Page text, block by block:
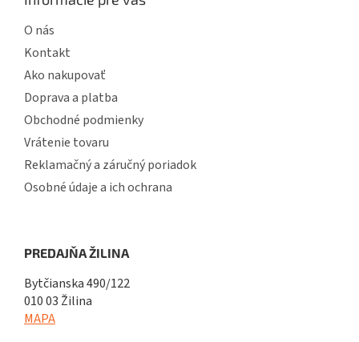
O nás
Kontakt
Ako nakupovať
Doprava a platba
Obchodné podmienky
Vrátenie tovaru
Reklamačný a záručný poriadok
Osobné údaje a ich ochrana
PREDAJŇA ŽILINA
Bytčianska 490/122
010 03 Žilina
MAPA